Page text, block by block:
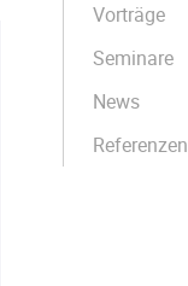
Vorträge
Seminare
News
Referenzen